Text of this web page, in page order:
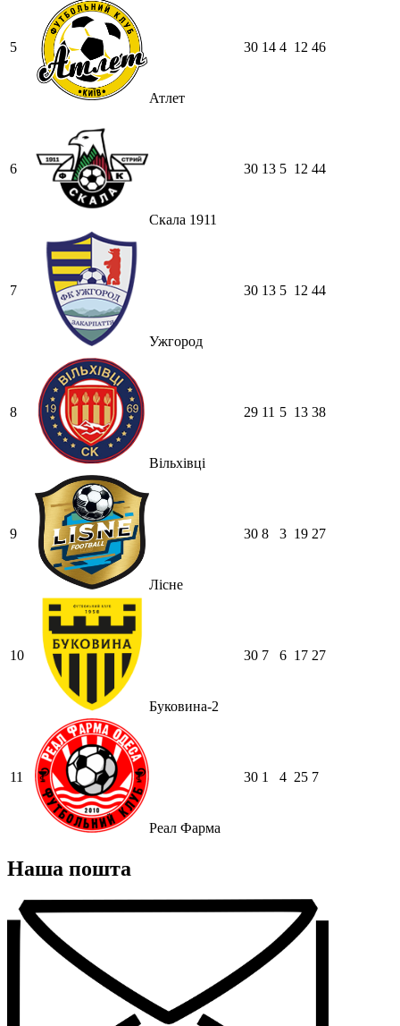
5
Атлет
30 14 4 12 46
6
Скала 1911
30 13 5 12 44
7
Ужгород
30 13 5 12 44
8
Вільхівці
29 11 5 13 38
9
Лісне
30 8 3 19 27
10
Буковина-2
30 7 6 17 27
11
Реал Фарма
30 1 4 25 7
Наша пошта